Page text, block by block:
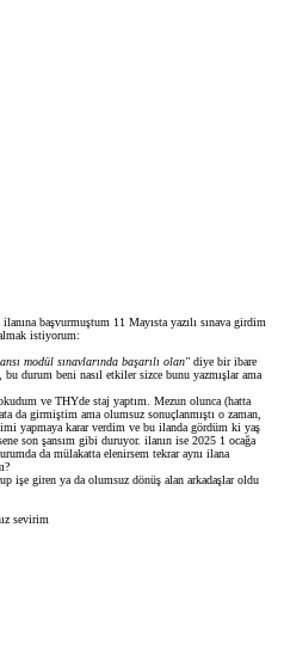
başvurmuştum 11 Mayısta yazılı sınava girdim
istiyorum:
modül sınavlarında başarılı olan" diye bir ibare
durum beni nasıl etkiler sizce bunu yazmışlar ama
ve THYde staj yaptım. Mezun olunca (hatta
da girmiştim ama olumsuz sonuçlanmıştı o zaman,
yapmaya karar verdim ve bu ilanda gördüm ki yaş
son şansım gibi duruyor. ilanın ise 2025 1 ocağa
da mülakatta elenirsem tekrar aynı ilana
işe giren ya da olumsuz dönüş alan arkadaşlar oldu
sevirim